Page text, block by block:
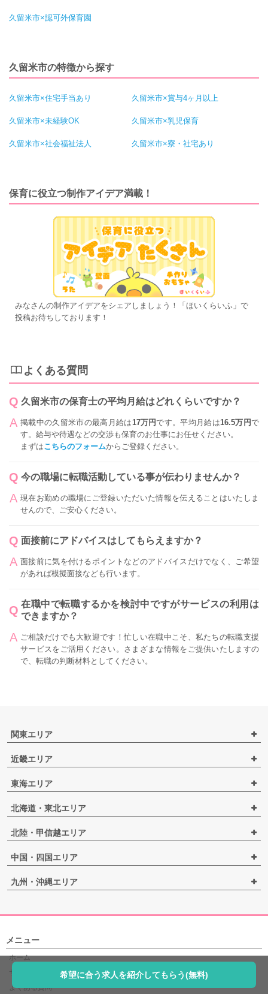
希望に合う求人を紹介してもらう(無料)
久留米市×認可外保育園
久留米市の特徴から探す
久留米市×住宅手当あり 久留米市×賞与4ヶ月以上
久留米市×未経験OK 久留米市×乳児保育
久留米市×社会福祉法人 久留米市×寮・社宅あり
保育に役立つ制作アイデア満載！
みなさんの制作アイデアをシェアしましょう！「ほいくらいふ」で
投稿お待ちしております！
よくある質問
久留米市の保育士の平均月給はどれくらいですか？
掲載中の久留米市の最高月給は17万円です。平均月給は16.5万円で
す。給与や待遇などの交渉も保育のお仕事にお任せください。
まずはこちらのフォームからご登録ください。
今の職場に転職活動している事が伝わりませんか？
現在お勤めの職場にご登録いただいた情報を伝えることはいたしま
せんので、ご安心ください。
面接前にアドバイスはしてもらえますか？
面接前に気を付けるポイントなどのアドバイスだけでなく、ご希望
があれば模擬面接なども行います。
在職中で転職するかを検討中ですがサービスの利用は
できますか？
ご相談だけでも大歓迎です！忙しい在職中こそ、私たちの転職支援
サービスをご活用ください。さまざまな情報をご提供いたしますの
で、転職の判断材料としてください。
関東エリア
近畿エリア
東海エリア
北海道・東北エリア
北陸・甲信越エリア
中国・四国エリア
九州・沖縄エリア
メニュー
ホーム
サービス紹介
よくある質問